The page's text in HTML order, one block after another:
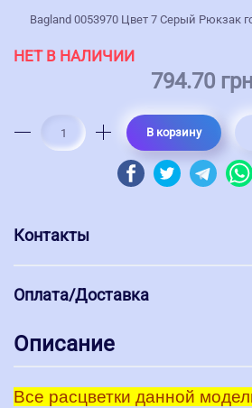
Bagland 0053970 Цвет 7 Серый Рюкзак
НЕТ В НАЛИЧИИ
794.70 грн
В корзину
Контакты
Оплата/Доставка
Описание
Все расцветки данной